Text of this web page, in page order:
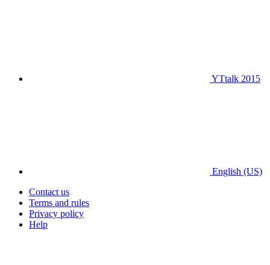
YTtalk 2015
English (US)
Contact us
Terms and rules
Privacy policy
Help